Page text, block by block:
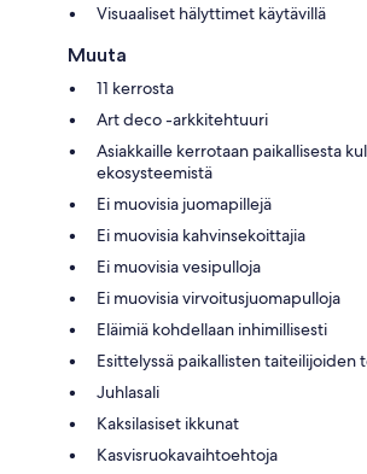
Visuaaliset hälyttimet käytävillä
Muuta
11 kerrosta
Art deco -arkkitehtuuri
Asiakkaille kerrotaan paikallisesta
ekosysteemistä
Ei muovisia juomapillejä
Ei muovisia kahvinsekoittajia
Ei muovisia vesipulloja
Ei muovisia virvoitusjuomapulloja
Eläimiä kohdellaan inhimillisesti
Esittelyssä paikallisten taiteilijoiden
Juhlasali
Kaksilasiset ikkunat
Kasvisruokavaihtoehtoja